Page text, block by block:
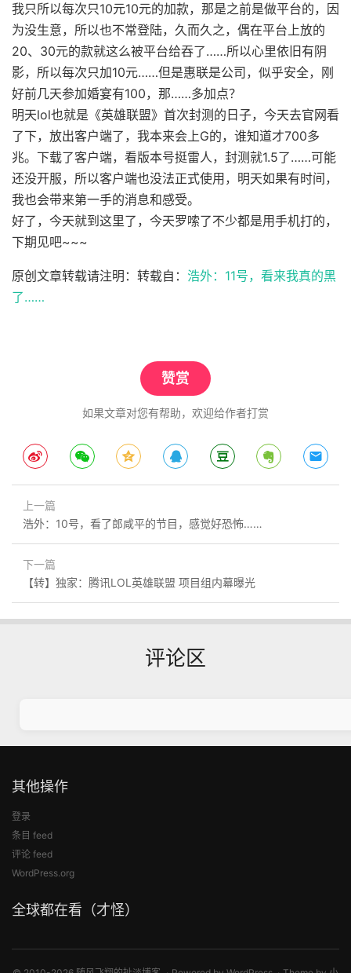
我只所以每次只10元10元的加款，那是之前是做平台的，因
为没生意，所以也不常登陆，久而久之，偶在平台上放的
20、30元的款就这么被平台给吞了……所以心里依旧有阴
影，所以每次只加10元……但是惠联是公司，似乎安全，刚
好前几天参加婚宴有100，那……多加点？
明天lol也就是《英雄联盟》首次封测的日子，今天去官网看
了下，放出客户端了，我本来会上G的，谁知道才700多
兆。下载了客户端，看版本号挺雷人，封测就1.5了……可能
还没开服，所以客户端也没法正式使用，明天如果有时间，
我也会带来第一手的消息和感受。
好了，今天就到这里了，今天罗嗦了不少都是用手机打的，
下期见吧~~~
原创文章转载请注明：转载自： 浩外：11号，看来我真的黑
了……
赞赏
如果文章对您有帮助，欢迎给作者打赏
上一篇
浩外：10号，看了郎咸平的节目，感觉好恐怖……
下一篇
【转】独家：腾讯LOL英雄联盟 项目组内幕曝光
评论区
其他操作
登录
条目 feed
评论 feed
WordPress.org
全球都在看（才怪）